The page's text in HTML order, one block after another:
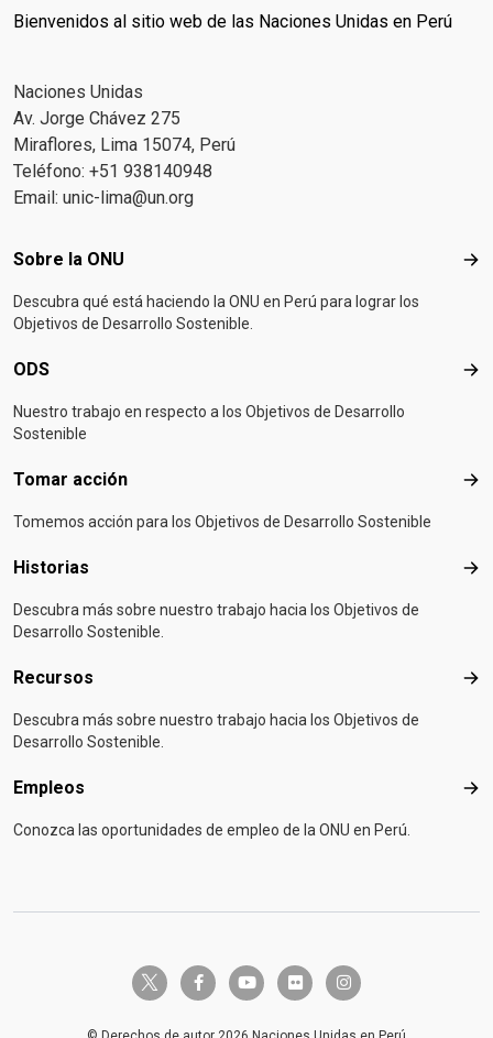
Bienvenidos al sitio web de las Naciones Unidas en Perú
Naciones Unidas
Av. Jorge Chávez 275
Miraflores, Lima 15074, Perú
Teléfono: +51 938140948
Email: unic-lima@un.org
Footer menu
Sobre la ONU
Descubra qué está haciendo la ONU en Perú para lograr los
Objetivos de Desarrollo Sostenible.
ODS
Nuestro trabajo en respecto a los Objetivos de Desarrollo
Sostenible
Tomar acción
Tomemos acción para los Objetivos de Desarrollo Sostenible
Historias
Descubra más sobre nuestro trabajo hacia los Objetivos de
Desarrollo Sostenible.
Recursos
Descubra más sobre nuestro trabajo hacia los Objetivos de
Desarrollo Sostenible.
Empleos
Conozca las oportunidades de empleo de la ONU en Perú.
twitter-x facebook-fyoutube flickr instagram